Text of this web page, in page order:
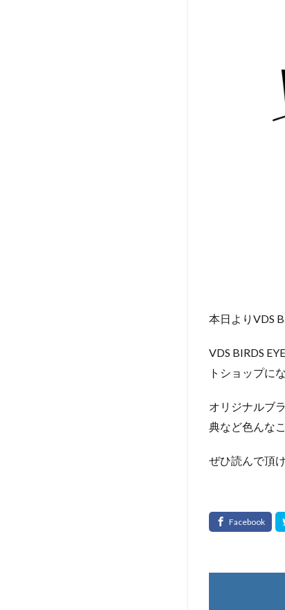
本日よりVDS
VDS BIRDS
トショップに
オリジナルブ
典など色んな
ぜひ読んで頂